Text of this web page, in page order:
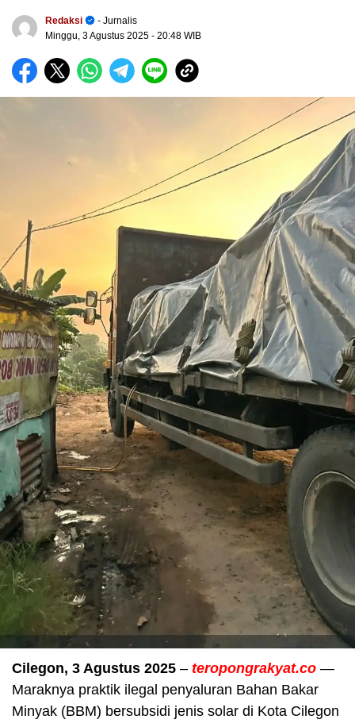
Redaksi
- Jurnalis
Minggu, 3 Agustus 2025 - 20:48 WIB
Cilegon, 3 Agustus 2025 – teropongrakyat.co —
Maraknya praktik ilegal penyaluran Bahan Bakar
Minyak (BBM) bersubsidi jenis solar di Kota Cilegon